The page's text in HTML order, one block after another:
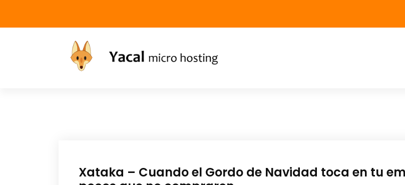
Xataka – Cuando el Gordo de Navidad toca en tu